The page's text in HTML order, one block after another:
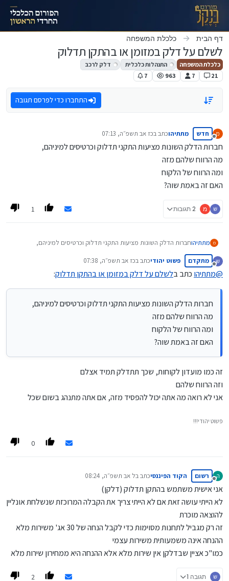
דילוג לתוכן
דף הבית כלכלת המשפחה
לשלם על דלק במזומן או בהתקן תדלוק
כלכלת המשפחה התנהלות כלכלית
דלק לרכב
21
7
963
7
התחברו כדי לפרסם תגובה
מ
מנותק
חדש מתתיהוכתב בכז אב תשפ״ה, 07:13
נערך לאחרונה על ידי
חברות הדלק השונות מציעות התקני תדלוק וכרטיסים למיניהם,
מה הרווח שלהם מזה
ומה הרווח של הלקוח
האם זה באמת שוה?
מ 2 תגובות 1
מ מתתיהוחברות הדלק השונות מציעות התקני תדלוק וכרטיסים למיניהם,
מה הרווח שלהם מזה
ומה הרווח של הלקוח
האם זה באמת שוה?
מנותק
מתקדם פשוט יהודיכתב בכז אב תשפ״ה, 07:38
נערך לאחרונה על ידי
@מתתיהוכתב בלשלם על דלק במזומן או בהתקן תדלוק:
חברות הדלק השונות מציעות התקני תדלוק וכרטיסים למיניהם,
מה הרווח שלהם מזה
ומה הרווח של הלקוח
האם זה באמת שוה?
זה כמו מועדון לקוחות, שכך תתדלק תמיד אצלם
וזה הרווח שלהם
אני לא רואה מה אתה יכול להפסיד מזה, אם אתה מתנהג בשום שכל
פשוט יהודי!!!
0
ה
מנותק
רשום הקוד הפיננסיכתב בל אב תשפ״ה, 08:24
נערך לאחרונה על ידי
אני אישית משתמש בהתקן תדלוק (דלקן)
לא הייתי עושה זאת אם לא הייתי צריך את הקבלה המרוכזת שנשלחת אונליין
להוצאה מוכרת
זה רק מגביל לתחנות מסוימות כדי לקבל הנחה של 30 אג' משירות מלא
ההנחה אינה משמעותית משירות עצמי
כמו"כ אציין שבדלקן אין שירות מלא אלא ההנחה היא ממחירון שירות מלא
תגובה 1 2